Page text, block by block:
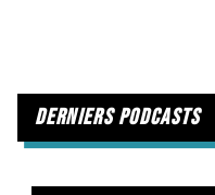
derniers podcasts